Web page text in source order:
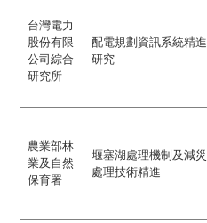
台灣電力
股份有限
公司綜合
研究所
配電規劃資訊系統精進
研究
農業部林
業及自然
保育署
堰塞湖處理機制及減災
處理技術精進